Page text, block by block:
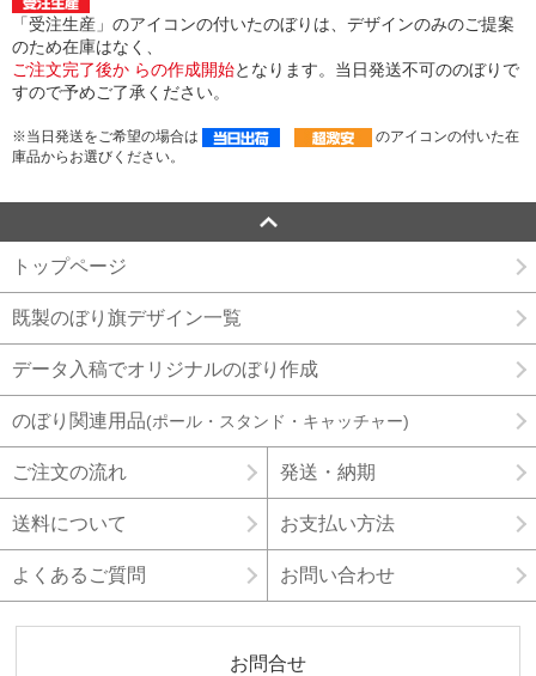
「受注生産」のアイコンの付いたのぼりは、デザインのみのご提案
のため在庫はなく、
ご注文完了後か らの作成開始となります。当日発送不可ののぼりで
すので予めご了承ください。
※当日発送をご希望の場合は
のアイコンの付いた在
庫品からお選びください。
トップページ
既製のぼり旗デザイン一覧
データ入稿でオリジナルのぼり作成
のぼり関連用品(ポール・スタンド・キャッチャー)
ご注文の流れ 発送・納期
送料について お支払い方法
よくあるご質問 お問い合わせ
お問合せ